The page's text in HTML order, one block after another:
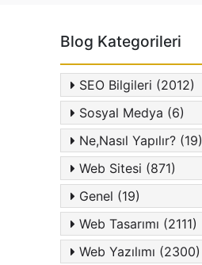
Blog Kategorileri
SEO Bilgileri (2012)
Sosyal Medya (6)
Ne,Nasıl Yapılır? (19)
Web Sitesi (871)
Genel (19)
Web Tasarımı (2111)
Web Yazılımı (2300)